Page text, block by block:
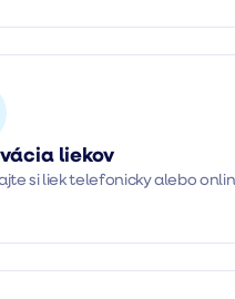
liekov
si liek telefonicky alebo